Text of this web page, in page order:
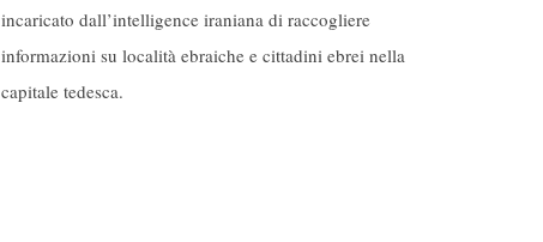
incaricato dall’intelligence iraniana di raccogliere
informazioni su località ebraiche e cittadini ebrei nella
capitale tedesca.